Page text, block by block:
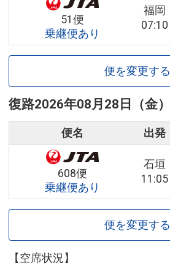
51便
乗継便あり
福岡
07:10
便を変更する
復路2026年08月28日（金）
便名 出発
608便
乗継便あり
石垣
11:05
便を変更する
【空席状況】